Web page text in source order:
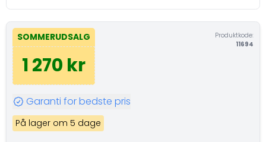
SOMMERUDSALG
1 270 kr
Produktkode:
11694
Garanti for bedste pris
På lager om 5 dage